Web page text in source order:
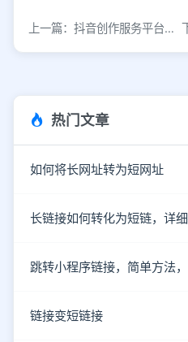
上一篇：抖音创作服务平台：解锁内容创作新可能
热门文章
如何将长网址转为短网址
长链接如何转化为短链，详
跳转小程序链接，简单方法
链接变短链接